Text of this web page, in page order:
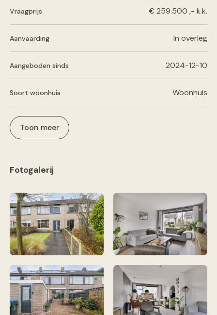
Vraagprijs € 259.500 ,- k.k.
Aanvaarding In overleg
Aangeboden sinds 2024-12-10
Soort woonhuis Woonhuis
Toon meer
Fotogalerij